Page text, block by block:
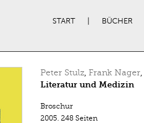
START BÜCHER
Peter Stulz, Frank Nager,
Literatur und Medizin
Broschur
2005. 248 Seiten